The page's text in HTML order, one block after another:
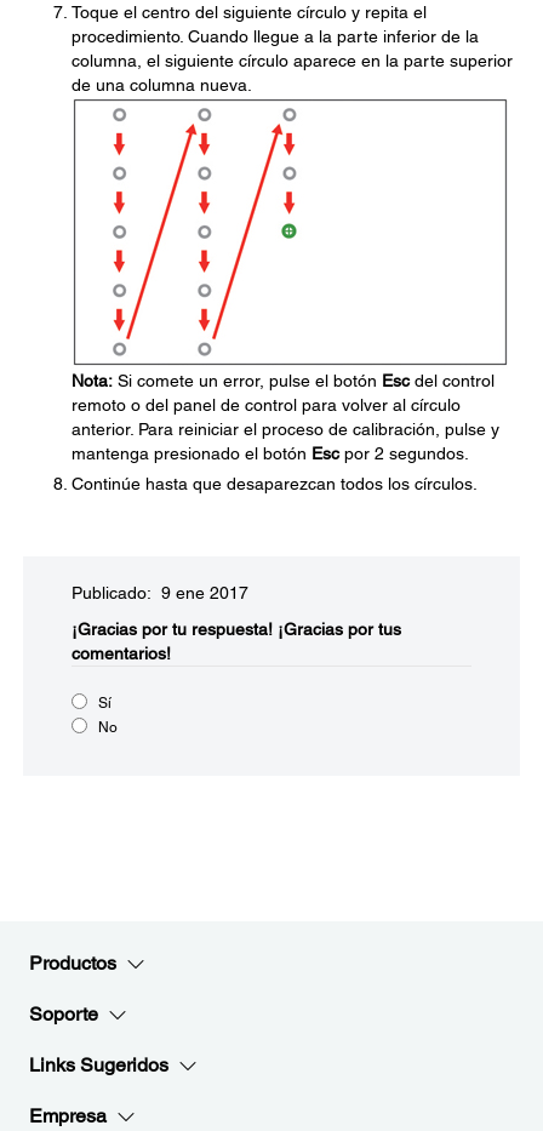
Toque el centro del siguiente círculo y repita el
procedimiento. Cuando llegue a la parte inferior de la
columna, el siguiente círculo aparece en la parte superior
de una columna nueva.
Nota: Si comete un error, pulse el botón Escdel control
remoto o del panel de control para volver al círculo
anterior. Para reiniciar el proceso de calibración, pulse y
mantenga presionado el botón Escpor 2 segundos.
Continúe hasta que desaparezcan todos los círculos.
Publicado: 9 ene 2017
¡Gracias por tu respuesta! ¡Gracias por tus
comentarios!
Sí
No
Productos
Soporte
Links Sugeridos
Empresa